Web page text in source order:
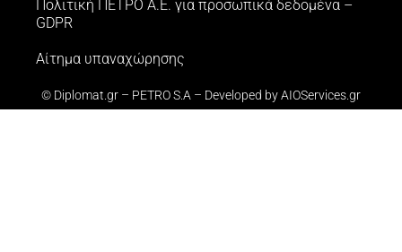
Πολιτική ΠΕΤΡΟ Α.Ε. για προσωπικά δεδομένα –
GDPR
Αίτημα υπαναχώρησης
© Diplomat.gr – PETRO S.A – Developed byAIOServices.gr